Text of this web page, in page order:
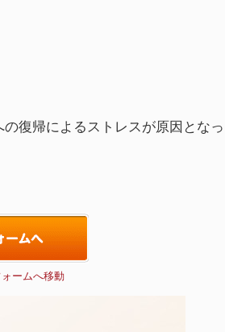
復帰によるストレスが原因となっ
ームへ移動